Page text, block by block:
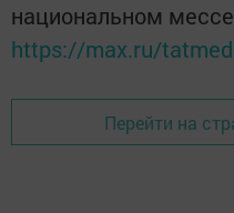
национальном
https://max.ru/
Перейти на